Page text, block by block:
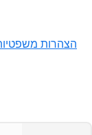
הצהרות